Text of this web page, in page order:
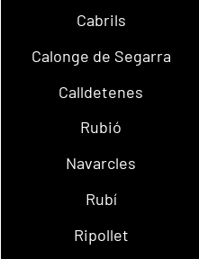
Cabrils
Calonge de Segarra
Calldetenes
Rubió
Navarcles
Rubí
Ripollet